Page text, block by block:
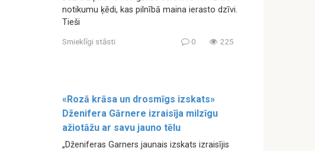
notikumu ķēdi, kas pilnībā maina ierasto dzīvi.
Tieši
Smieklīgi stāsti 0 225
«Rozā krāsa un drosmīgs izskats»
Dženifera Gārnere izraisīja milzīgu
ažiotāžu ar savu jauno tēlu
„Dženiferas Garners jaunais izskats izraisījis